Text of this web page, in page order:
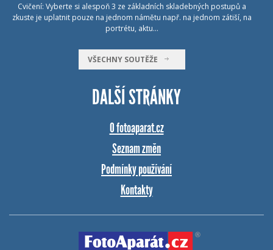
Cvičení: Vyberte si alespoň 3 ze základních skladebných postupů a
zkuste je uplatnit pouze na jednom námětu např. na jednom zátiší, na
portrétu, aktu…
VŠECHNY SOUTĚŽE
DALŠÍ STRÁNKY
O fotoaparat.cz
Seznam změn
Podmínky používání
Kontakty